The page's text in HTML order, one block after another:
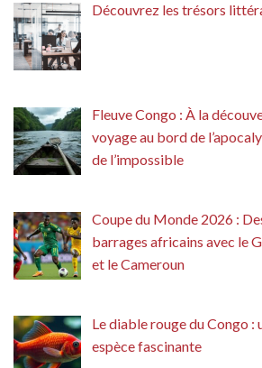
Découvrez les trésors
Fleuve Congo : À la
voyage au bord de
de l’impossible
Coupe du Monde 2026 :
barrages africains avec le
et le Cameroun
Le diable rouge du Congo :
espèce fascinante